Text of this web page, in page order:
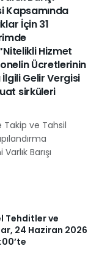
Kapsamında
İçin 31
Hizmet
Ücretlerinin
Gelir Vergisi
sirküleri
Takip ve Tahsil
Barışı
Tehditler ve
24 Haziran 2026